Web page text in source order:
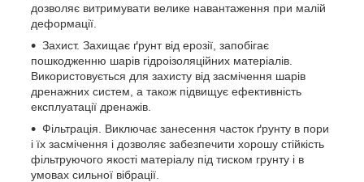
дозволяє витримувати велике навантаження при малій
деформації.
Захист. Захищає ґрунт від ерозії, запобігає
пошкодженню шарів гідроізоляційних матеріалів.
Використовується для захисту від засмічення шарів
дренажних систем, а також підвищує ефективність
експлуатації дренажів.
Фільтрація. Виключає занесення часток ґрунту в пори
і їх засмічення і дозволяє забезпечити хорошу стійкість
фільтруючого якості матеріалу під тиском грунту і в
умовах сильної вібрації.